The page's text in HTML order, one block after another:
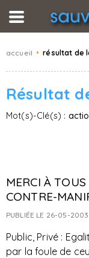
accueil • résultat de
Résultat
Mot(s)-Clé(s) :
MERCI À
CONTRE-
PUBLIÉE LE 26-05-2003
Public, Privé :
par la foule de